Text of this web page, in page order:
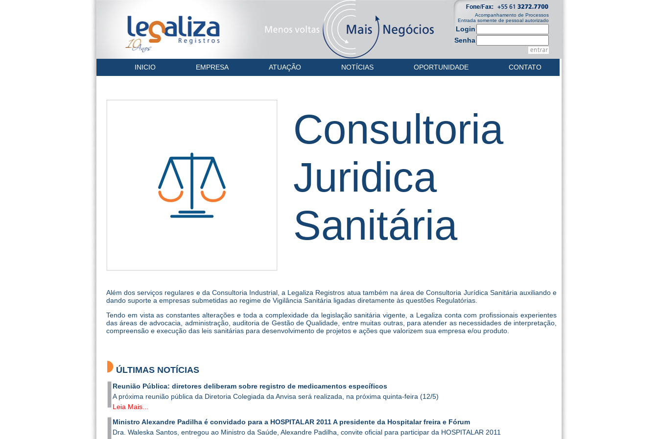
Acompanhamento de Processos
Entrada somente de pessoal autorizado
Login
Senha
INICIO EMPRESA ATUAÇÃO NOTÍCIAS OPORTUNIDADE CONTATO
Consultoria
Juridica
Sanitária
Além dos serviços regulares e da Consultoria Industrial, a Legaliza Registros atua também na área de Consultoria Jurídica Sanitária auxiliando e
dando suporte a empresas submetidas ao regime de Vigilância Sanitária ligadas diretamente às questões Regulatórias.
Tendo em vista as constantes alterações e toda a complexidade da legislação sanitária vigente, a Legaliza conta com profissionais experientes
das áreas de advocacia, administração, auditoria de Gestão de Qualidade, entre muitas outras, para atender as necessidades de interpretação,
compreensão e execução das leis sanitárias para desenvolvimento de projetos e ações que valorizem sua empresa e/ou produto.
ÚLTIMAS NOTÍCIAS
Reunião Pública: diretores deliberam sobre registro de medicamentos específicos
A próxima reunião pública da Diretoria Colegiada da Anvisa será realizada, na próxima quinta-feira (12/5)
Leia Mais...
Ministro Alexandre Padilha é convidado para a HOSPITALAR 2011 A presidente da Hospitalar freira e Fórum
Dra. Waleska Santos, entregou ao Ministro da Saúde, Alexandre Padilha, convite oficial para participar da HOSPITALAR 2011